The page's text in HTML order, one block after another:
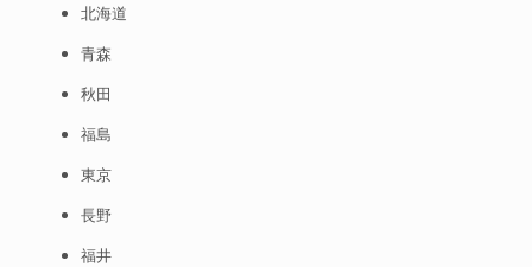
北海道
青森
秋田
福島
東京
長野
福井